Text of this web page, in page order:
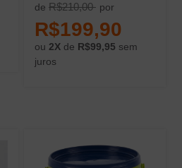
Vedacit
de R$210,00 por
R$199,90
ou 2Xde R$99,95 sem
juros